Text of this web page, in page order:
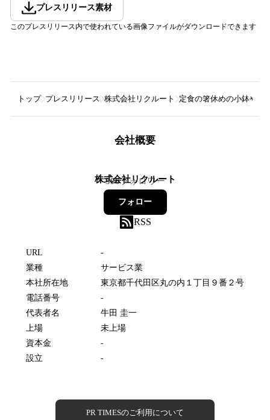
プレスリリース素材
このプレスリリース内で使われている画像ファイルがダウンロードできます
トップ プレスリリース 株式会社リクルート 定食の箸休めの小鉢や小
会社概要
株式会社リクルート
396フォロワー
フォロー
RSS
URL
-
業種
サービス業
本社所在地
東京都千代田区丸の内１丁目９番２号
電話番号
-
代表者名
牛田 圭一
上場
未上場
資本金
-
設立
-
PR TIMESのご利用について